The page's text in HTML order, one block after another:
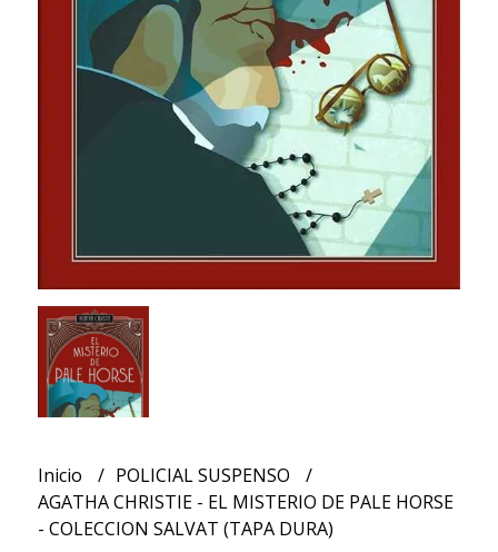
Inicio
POLICIAL SUSPENSO
AGATHA CHRISTIE - EL MISTERIO DE PALE HORSE
- COLECCION SALVAT (TAPA DURA)